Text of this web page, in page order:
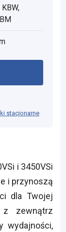
stacjonarne
i 3450VSi
i przynoszą
dla Twojej
z zewnątrz
wydajności,